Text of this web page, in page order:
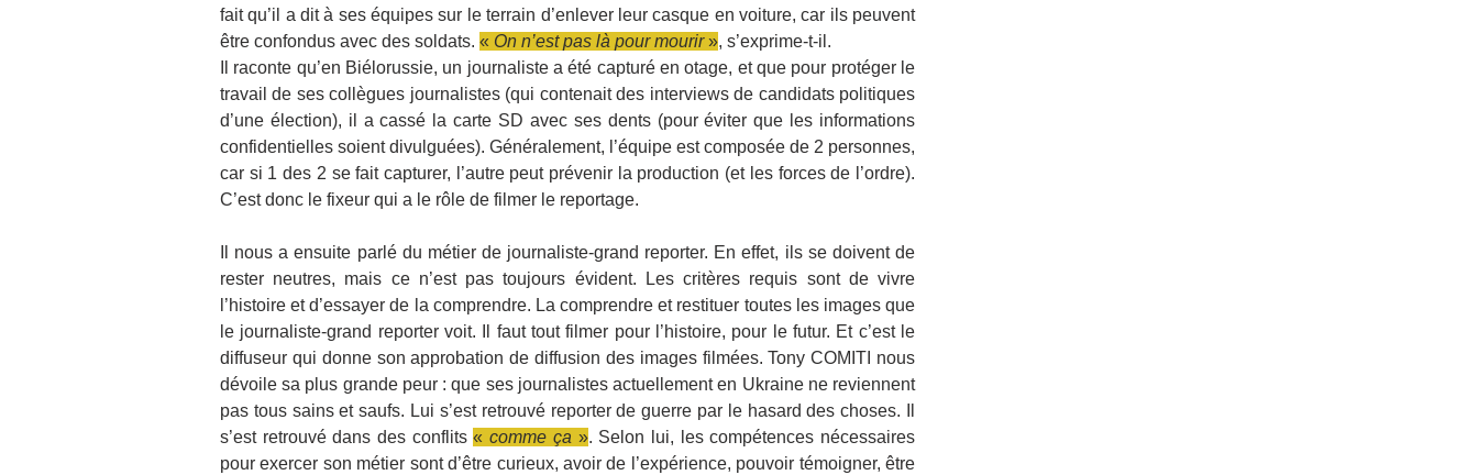
fait qu’il a dit à ses équipes sur le terrain d’enlever leur casque en voiture, car ils peuvent
être confondus avec des soldats. « On n’est pas là pour mourir », s’exprime-t-il.
Il raconte qu’en Biélorussie, un journaliste a été capturé en otage, et que pour protéger le
travail de ses collègues journalistes (qui contenait des interviews de candidats politiques
d’une élection), il a cassé la carte SD avec ses dents (pour éviter que les informations
confidentielles soient divulguées). Généralement, l’équipe est composée de 2 personnes,
car si 1 des 2 se fait capturer, l’autre peut prévenir la production (et les forces de l’ordre).
C’est donc le fixeur qui a le rôle de filmer le reportage.
Il nous a ensuite parlé du métier de journaliste-grand reporter. En effet, ils se doivent de
rester neutres, mais ce n’est pas toujours évident. Les critères requis sont de vivre
l’histoire et d’essayer de la comprendre. La comprendre et restituer toutes les images que
le journaliste-grand reporter voit. Il faut tout filmer pour l’histoire, pour le futur. Et c’est le
diffuseur qui donne son approbation de diffusion des images filmées. Tony COMITI nous
dévoile sa plus grande peur : que ses journalistes actuellement en Ukraine ne reviennent
pas tous sains et saufs. Lui s’est retrouvé reporter de guerre par le hasard des choses. Il
s’est retrouvé dans des conflits « comme ça ». Selon lui, les compétences nécessaires
pour exercer son métier sont d’être curieux, avoir de l’expérience, pouvoir témoigner, être